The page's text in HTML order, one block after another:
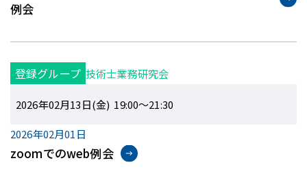
例会
登録グループ 技術士業務研究会
2026年02月13日(金) 19:00～21:30
2026年02月01日
zoomでのweb例会